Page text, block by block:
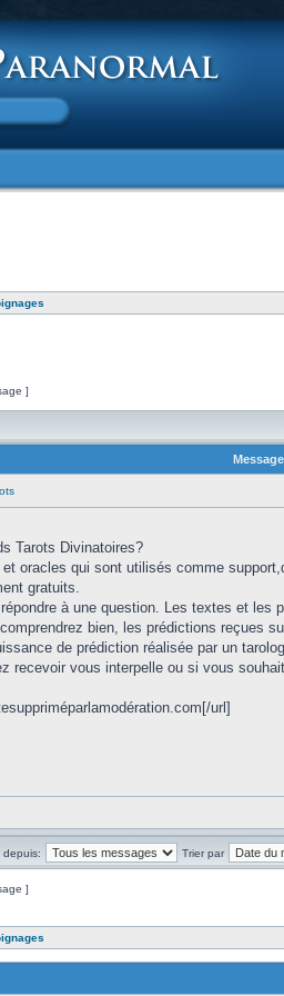
]
Message
Tarots Divinatoires?
et oracles qui sont utilisés comme
gratuits.
à une question. Les textes et
bien, les prédictions reçues
de prédiction réalisée par un
recevoir vous interpelle ou si vous
url]
depuis: Trier par
]